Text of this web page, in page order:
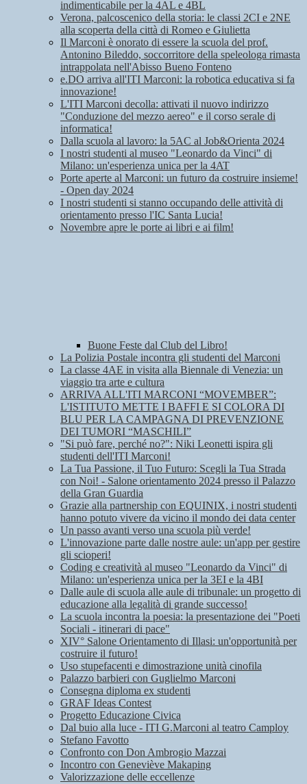
indimenticabile per la 4AL e 4BL
Verona, palcoscenico della storia: le classi 2CI e 2NE
alla scoperta della città di Romeo e Giulietta
Il Marconi è onorato di essere la scuola del prof.
Antonino Bileddo, soccorritore della speleologa rimasta
intrappolata nell'Abisso Bueno Fonteno
e.DO arriva all'ITI Marconi: la robotica educativa si fa
innovazione!
L'ITI Marconi decolla: attivati il nuovo indirizzo
"Conduzione del mezzo aereo" e il corso serale di
informatica!
Dalla scuola al lavoro: la 5AC al Job&Orienta 2024
I nostri studenti al museo "Leonardo da Vinci" di
Milano: un'esperienza unica per la 4AT
Porte aperte al Marconi: un futuro da costruire insieme!
- Open day 2024
I nostri studenti si stanno occupando delle attività di
orientamento presso l'IC Santa Lucia!
Novembre apre le porte ai libri e ai film!
Buone Feste dal Club del Libro!
La Polizia Postale incontra gli studenti del Marconi
La classe 4AE in visita alla Biennale di Venezia: un
viaggio tra arte e cultura
ARRIVA ALL'ITI MARCONI “MOVEMBER”:
L'ISTITUTO METTE I BAFFI E SI COLORA DI
BLU PER LA CAMPAGNA DI PREVENZIONE
DEI TUMORI “MASCHILI”
"Si può fare, perché no?": Niki Leonetti ispira gli
studenti dell'ITI Marconi!
La Tua Passione, il Tuo Futuro: Scegli la Tua Strada
con Noi! - Salone orientamento 2024 presso il Palazzo
della Gran Guardia
Grazie alla partnership con EQUINIX, i nostri studenti
hanno potuto vivere da vicino il mondo dei data center
Un passo avanti verso una scuola più verde!
L'innovazione parte dalle nostre aule: un'app per gestire
gli scioperi!
Coding e creatività al museo "Leonardo da Vinci" di
Milano: un'esperienza unica per la 3EI e la 4BI
Dalle aule di scuola alle aule di tribunale: un progetto di
educazione alla legalità di grande successo!
La scuola incontra la poesia: la presentazione dei "Poeti
Sociali - itinerari di pace"
XIV° Salone Orientamento di Illasi: un'opportunità per
costruire il futuro!
Uso stupefacenti e dimostrazione unità cinofila
Palazzo barbieri con Guglielmo Marconi
Consegna diploma ex studenti
GRAF Ideas Contest
Progetto Educazione Civica
Dal buio alla luce - ITI G.Marconi al teatro Camploy
Stefano Favotto
Confronto con Don Ambrogio Mazzai
Incontro con Geneviève Makaping
Valorizzazione delle eccellenze